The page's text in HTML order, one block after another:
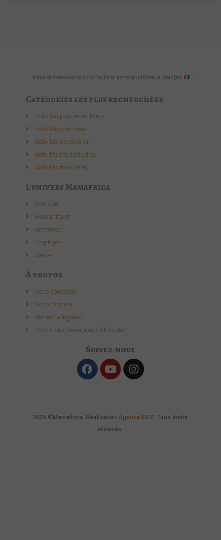
Votre site ressource pour faciliter votre quotidien à Abidjan
Catégories les plus recherchées
Activités pour les enfants​
Activités sportives​
Activités de plein air​
Activités intellectuelle​s
Activités manuelles​
L'univers Mamafrica
Boutique
Humanitaire
Annonces
Employés
Santé
À propos
Nous contacter
Notre histoire
Mentions légales
Conditions Générales d’Utilisation
Suivez-nous
2025 ©Mamafrica. Réalisation Agence IDEO. Tous droits
réservés.